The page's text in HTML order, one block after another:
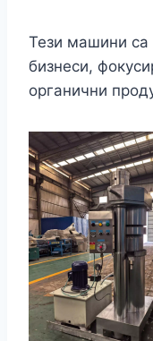
Тези машини са
бизнеси,
органични